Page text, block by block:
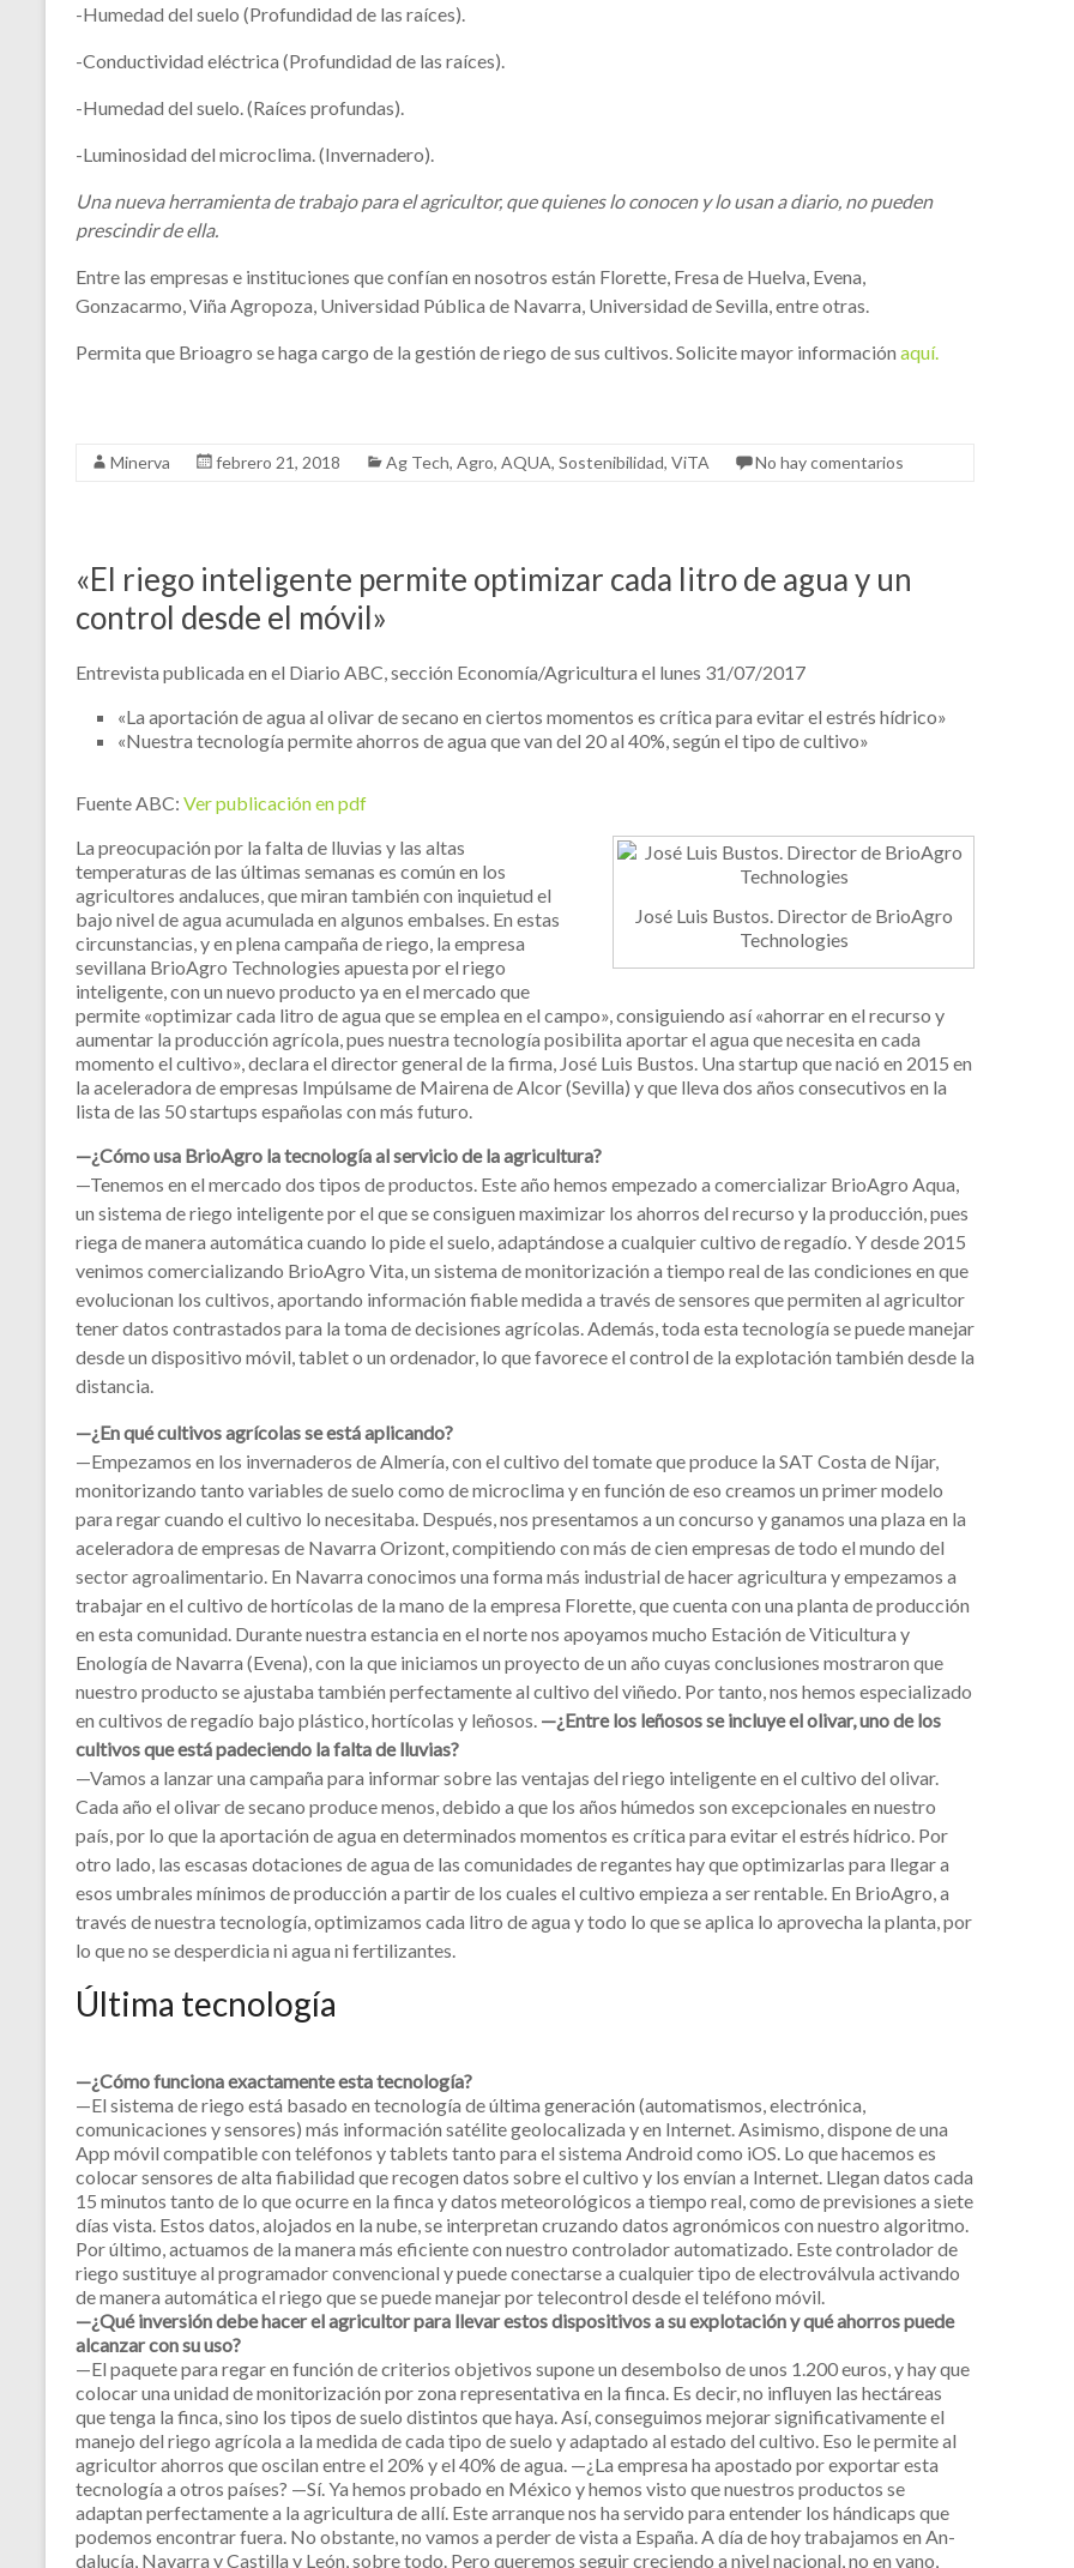
-Humedad del suelo (Profundidad de las raíces).
-Conductividad eléctrica (Profundidad de las raíces).
-Humedad del suelo. (Raíces profundas).
-Luminosidad del microclima. (Invernadero).
Una nueva herramienta de trabajo para el agricultor, que quienes lo conocen y lo usan a diario, no pueden
prescindir de ella.
Entre las empresas e instituciones que confían en nosotros están Florette, Fresa de Huelva, Evena,
Gonzacarmo, Viña Agropoza, Universidad Pública de Navarra, Universidad de Sevilla, entre otras.
Permita que Brioagro se haga cargo de la gestión de riego de sus cultivos. Solicite mayor información aquí.
Minerva febrero 21, 2018 Ag Tech, Agro, AQUA, Sostenibilidad, ViTA No hay comentarios
«El riego inteligente permite optimizar cada litro de agua y un
control desde el móvil»
Entrevista publicada en el Diario ABC, sección Economía/Agricultura el lunes 31/07/2017
«La aportación de agua al olivar de secano en ciertos momentos es crítica para evitar el estrés hídrico»
«Nuestra tecnología permite ahorros de agua que van del 20 al 40%, según el tipo de cultivo»
Fuente ABC: Ver publicación en pdf
José Luis Bustos. Director de BrioAgro
Technologies
La preocupación por la falta de lluvias y las altas
temperaturas de las últimas semanas es común en los
agricultores andaluces, que miran también con inquietud el
bajo nivel de agua acumulada en algunos embalses. En estas
circunstancias, y en plena campaña de riego, la empresa
sevillana BrioAgro Technologies apuesta por el riego
inteligente, con un nuevo producto ya en el mercado que
permite «optimizar cada litro de agua que se emplea en el campo», consiguiendo así «ahorrar en el recurso y
aumentar la producción agrícola, pues nuestra tecnología posibilita aportar el agua que necesita en cada
momento el cultivo», declara el director general de la firma, José Luis Bustos. Una startup que nació en 2015 en
la aceleradora de empresas Impúlsame de Mairena de Alcor (Sevilla) y que lleva dos años consecutivos en la
lista de las 50 startups españolas con más futuro.
—¿Cómo usa BrioAgro la tecnología al servicio de la agricultura?
—Tenemos en el mercado dos tipos de productos. Este año hemos empezado a comercializar BrioAgro Aqua,
un sistema de riego inteligente por el que se consiguen maximizar los ahorros del recurso y la producción, pues
riega de manera automática cuando lo pide el suelo, adaptándose a cualquier cultivo de regadío. Y desde 2015
venimos comercializando BrioAgro Vita, un sistema de monitorización a tiempo real de las condiciones en que
evolucionan los cultivos, aportando información fiable medida a través de sensores que permiten al agricultor
tener datos contrastados para la toma de decisiones agrícolas. Además, toda esta tecnología se puede manejar
desde un dispositivo móvil, tablet o un ordenador, lo que favorece el control de la explotación también desde la
distancia.
—¿En qué cultivos agrícolas se está aplicando?
—Empezamos en los invernaderos de Almería, con el cultivo del tomate que produce la SAT Costa de Níjar,
monitorizando tanto variables de suelo como de microclima y en función de eso creamos un primer modelo
para regar cuando el cultivo lo necesitaba. Después, nos presentamos a un concurso y ganamos una plaza en la
aceleradora de empresas de Navarra Orizont, compitiendo con más de cien empresas de todo el mundo del
sector agroalimentario. En Navarra conocimos una forma más industrial de hacer agricultura y empezamos a
trabajar en el cultivo de hortícolas de la mano de la empresa Florette, que cuenta con una planta de producción
en esta comunidad. Durante nuestra estancia en el norte nos apoyamos mucho Estación de Viticultura y
Enología de Navarra (Evena), con la que iniciamos un proyecto de un año cuyas conclusiones mostraron que
nuestro producto se ajustaba también perfectamente al cultivo del viñedo. Por tanto, nos hemos especializado
en cultivos de regadío bajo plástico, hortícolas y leñosos. —¿Entre los leñosos se incluye el olivar, uno de los
cultivos que está padeciendo la falta de lluvias?
—Vamos a lanzar una campaña para informar sobre las ventajas del riego inteligente en el cultivo del olivar.
Cada año el olivar de secano produce menos, debido a que los años húmedos son excepcionales en nuestro
país, por lo que la aportación de agua en determinados momentos es crítica para evitar el estrés hídrico. Por
otro lado, las escasas dotaciones de agua de las comunidades de regantes hay que optimizarlas para llegar a
esos umbrales mínimos de producción a partir de los cuales el cultivo empieza a ser rentable. En BrioAgro, a
través de nuestra tecnología, optimizamos cada litro de agua y todo lo que se aplica lo aprovecha la planta, por
lo que no se desperdicia ni agua ni fertilizantes.
Última tecnología
—¿Cómo funciona exactamente esta tecnología?
—El sistema de riego está basado en tecnología de última generación (automatismos, electrónica,
comunicaciones y sensores) más información satélite geolocalizada y en Internet. Asimismo, dispone de una
App móvil compatible con teléfonos y tablets tanto para el sistema Android como iOS. Lo que hacemos es
colocar sensores de alta fiabilidad que recogen datos sobre el cultivo y los envían a Internet. Llegan datos cada
15 minutos tanto de lo que ocurre en la finca y datos meteorológicos a tiempo real, como de previsiones a siete
días vista. Estos datos, alojados en la nube, se interpretan cruzando datos agronómicos con nuestro algoritmo.
Por último, actuamos de la manera más eficiente con nuestro controlador automatizado. Este controlador de
riego sustituye al programador convencional y puede conectarse a cualquier tipo de electroválvula activando
de manera automática el riego que se puede manejar por telecontrol desde el teléfono móvil.
—¿Qué inversión debe hacer el agricultor para llevar estos dispositivos a su explotación y qué ahorros puede
alcanzar con su uso?
—El paquete para regar en función de criterios objetivos supone un desembolso de unos 1.200 euros, y hay que
colocar una unidad de monitorización por zona representativa en la finca. Es decir, no influyen las hectáreas
que tenga la finca, sino los tipos de suelo distintos que haya. Así, conseguimos mejorar significativamente el
manejo del riego agrícola a la medida de cada tipo de suelo y adaptado al estado del cultivo. Eso le permite al
agricultor ahorros que oscilan entre el 20% y el 40% de agua. —¿La empresa ha apostado por exportar esta
tecnología a otros países? —Sí. Ya hemos probado en México y hemos visto que nuestros productos se
adaptan perfectamente a la agricultura de allí. Este arranque nos ha servido para entender los hándicaps que
podemos encontrar fuera. No obstante, no vamos a perder de vista a España. A día de hoy trabajamos en An-
dalucía, Navarra y Castilla y León, sobre todo. Pero queremos seguir creciendo a nivel nacional, no en vano,